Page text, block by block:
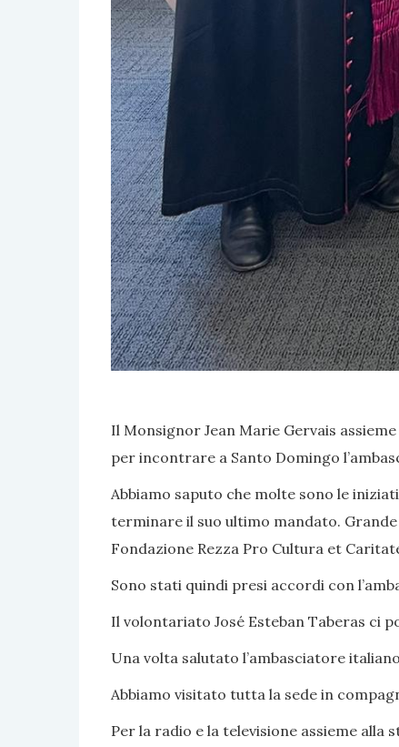
Il Monsignor Jean Marie Gervais
per incontrare a Santo Domingo
Abbiamo saputo che molte sono le
terminare il suo ultimo mandato.
Fondazione Rezza Pro Cultura et
Sono stati quindi presi accordi con
Il volontariato José Esteban Taberas
Una volta salutato l’ambasciatore
Abbiamo visitato tutta la sede in
Per la radio e la televisione assieme alla